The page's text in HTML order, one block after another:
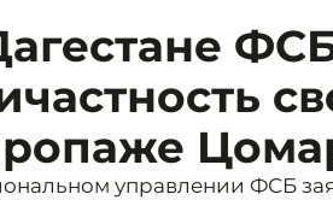
управлении ФСБ